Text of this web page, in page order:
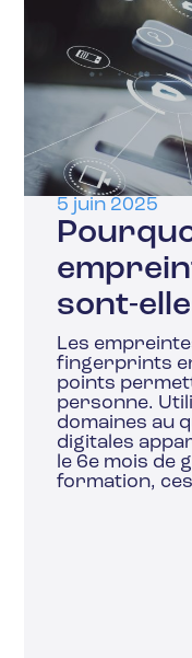
5 juin 2025
sont-
Les
fingerprints
points
personne.
domaines au
digitales
le 6e mois de
formation,